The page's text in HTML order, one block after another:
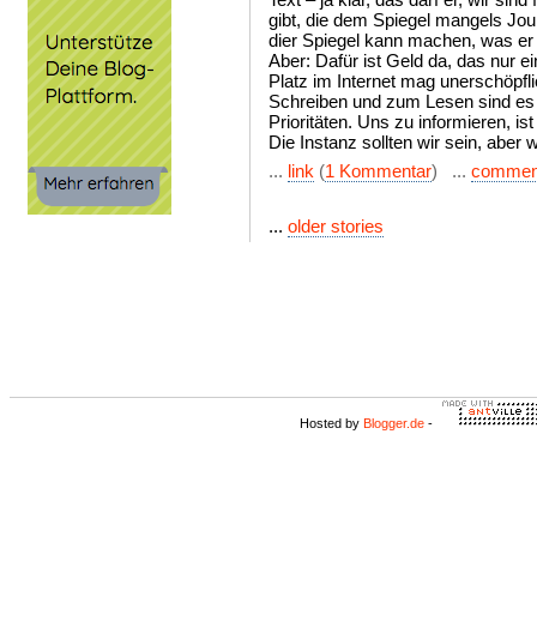
gibt, die dem Spiegel mangels
dier Spiegel kann machen, was
Aber: Dafür ist Geld da, das nur
Platz im Internet mag
Schreiben und zum Lesen sind
Prioritäten. Uns zu informieren,
Die Instanz sollten wir sein, aber
... link (1 Kommentar) ...
... older stories
Hosted by Blogger.de -